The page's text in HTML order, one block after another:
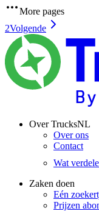
More pages
2Volgende
Over TrucksNL
Over ons
Contact
Wat
Zaken doen
Eén
Prijzen